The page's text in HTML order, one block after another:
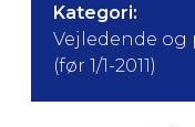
Kategori:
Vejledende
(før 1/1-2011)